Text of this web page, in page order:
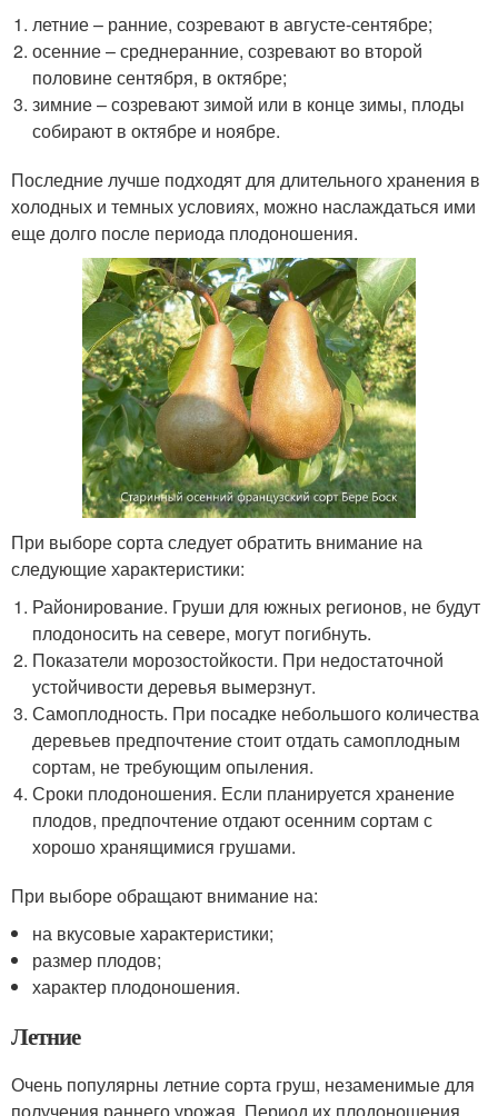
летние – ранние, созревают в августе-сентябре;
осенние – среднеранние, созревают во второй
половине сентября, в октябре;
зимние – созревают зимой или в конце зимы, плоды
собирают в октябре и ноябре.
Последние лучше подходят для длительного хранения в
холодных и темных условиях, можно наслаждаться ими
еще долго после периода плодоношения.
При выборе сорта следует обратить внимание на
следующие характеристики:
Районирование. Груши для южных регионов, не будут
плодоносить на севере, могут погибнуть.
Показатели морозостойкости. При недостаточной
устойчивости деревья вымерзнут.
Самоплодность. При посадке небольшого количества
деревьев предпочтение стоит отдать самоплодным
сортам, не требующим опыления.
Сроки плодоношения. Если планируется хранение
плодов, предпочтение отдают осенним сортам с
хорошо хранящимися грушами.
При выборе обращают внимание на:
на вкусовые характеристики;
размер плодов;
характер плодоношения.
Летние
Очень популярны летние сорта груш, незаменимые для